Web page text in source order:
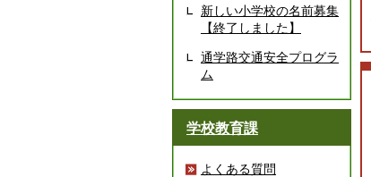
新しい小学校の名前募集
【終了しました】
通学路交通安全プログラ
ム
学校教育課
よくある質問